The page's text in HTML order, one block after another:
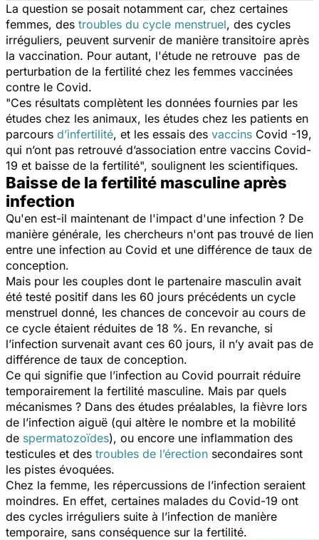
La question se posait notamment car, chez certaines
femmes, des troubles du cycle menstruel, des cycles
irréguliers, peuvent survenir de manière transitoire après
la vaccination. Pour autant, l'étude ne retrouve pas de
perturbation de la fertilité chez les femmes vaccinées
contre le Covid.
"Ces résultats complètent les données fournies par les
études chez les animaux, les études chez les patients en
parcours d’infertilité, et les essais des vaccins Covid -19,
qui n’ont pas retrouvé d’association entre vaccins Covid-
19 et baisse de la fertilité", soulignent les scientifiques.
Baisse de la fertilité masculine après
infection
Qu'en est-il maintenant de l'impact d'une infection ? De
manière générale, les chercheurs n'ont pas trouvé de lien
entre une infection au Covid et une différence de taux de
conception.
Mais pour les couples dont le partenaire masculin avait
été testé positif dans les 60 jours précédents un cycle
menstruel donné, les chances de concevoir au cours de
ce cycle étaient réduites de 18 %. En revanche, si
l’infection survenait avant ces 60 jours, il n’y avait pas de
différence de taux de conception.
Ce qui signifie que l’infection au Covid pourrait réduire
temporairement la fertilité masculine. Mais par quels
mécanismes ? Dans des études préalables, la fièvre lors
de l’infection aiguë (qui altère le nombre et la mobilité
de spermatozoïdes), ou encore une inflammation des
testicules et des troubles de l’érection secondaires sont
les pistes évoquées.
Chez la femme, les répercussions de l’infection seraient
moindres. En effet, certaines malades du Covid-19 ont
des cycles irréguliers suite à l’infection de manière
temporaire, sans conséquence sur la fertilité.